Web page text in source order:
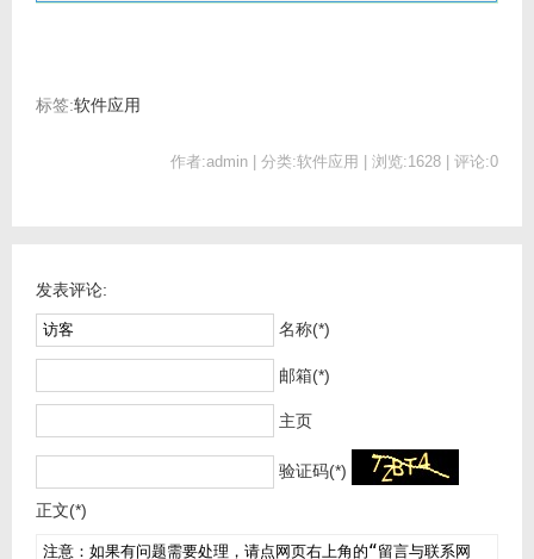
标签:软件应用
作者:admin | 分类:软件应用 | 浏览:1628 | 评论:0
发表评论:
名称(*)
邮箱(*)
主页
验证码(*)
正文(*)